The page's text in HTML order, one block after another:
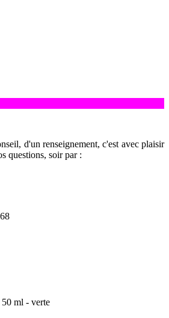
d'un renseignement, c'est avec plaisir
questions, soir par :
ml - verte